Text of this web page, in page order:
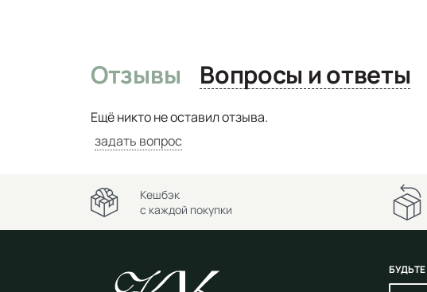
Отзывы Вопросы и ответы
Ещё никто не оставил отзыва.
задать вопрос
Кешбэк
с каждой покупки